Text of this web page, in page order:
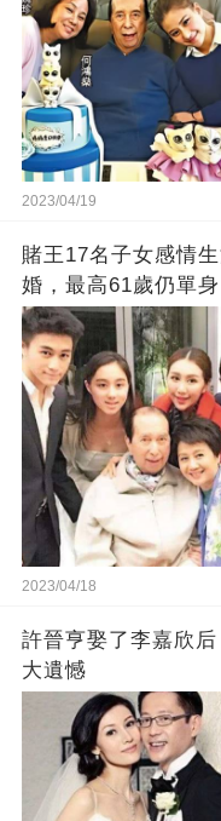
2023/04/19
賭王17名子女感情
婚，最高61歲仍單身
2023/04/18
許晉亨娶了李嘉欣
大遺憾